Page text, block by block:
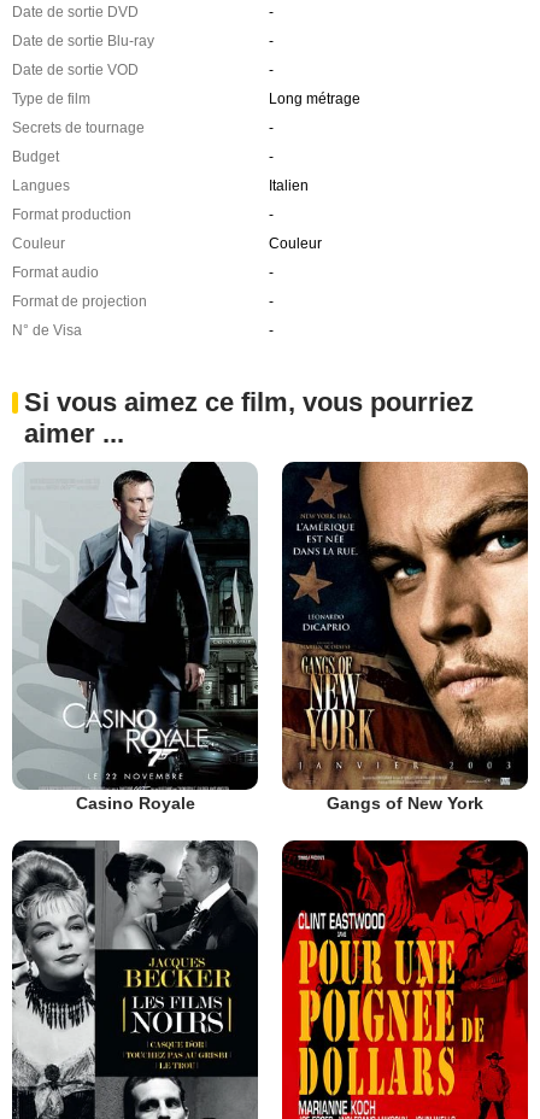
Date de sortie DVD
-
Date de sortie Blu-ray
-
Date de sortie VOD
-
Type de film
Long métrage
Secrets de tournage
-
Budget
-
Langues
Italien
Format production
-
Couleur
Couleur
Format audio
-
Format de projection
-
N° de Visa
-
Si vous aimez ce film, vous pourriez
aimer ...
Casino Royale Gangs of New York